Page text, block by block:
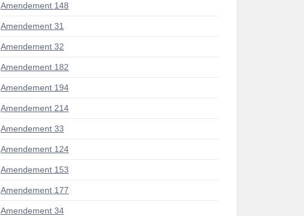
Amendement 148
Amendement 31
Amendement 32
Amendement 182
Amendement 194
Amendement 214
Amendement 33
Amendement 124
Amendement 153
Amendement 177
Amendement 34